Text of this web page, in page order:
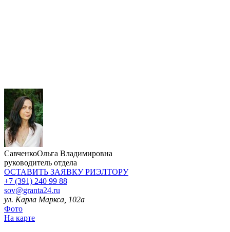
СавченкоОльга Владимировна
руководитель отдела
ОСТАВИТЬ ЗАЯВКУРИЭЛТОРУ
+7 (391) 240 99 88
sov@granta24.ru
ул. Карла Маркса, 102а
Фото
На карте